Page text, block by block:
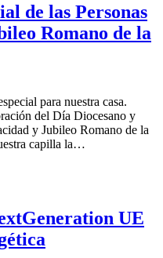
de las Personas
Romano de la
para nuestra casa.
del Día Diocesano y
y Jubileo Romano de la
capilla la…
UE